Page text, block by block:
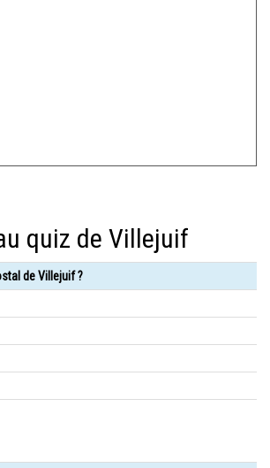
quiz de Villejuif
de Villejuif ?